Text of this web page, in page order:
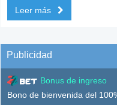
Leer más
Publicidad
Bonus de ingreso
Bono de bienvenida del